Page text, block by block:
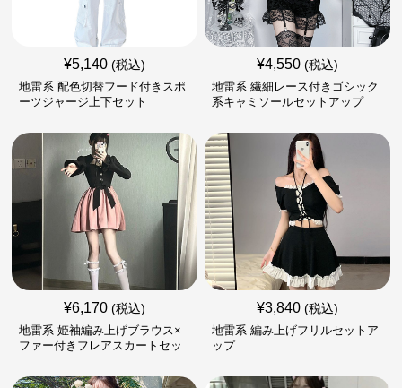
¥5,140 (税込)
地雷系 配色切替フード付きスポ
ーツジャージ上下セット
¥4,550 (税込)
地雷系 繊細レース付きゴシック
系キャミソールセットアップ
¥6,170 (税込)
地雷系 姫袖編み上げブラウス×
ファー付きフレアスカートセッ
¥3,840 (税込)
地雷系 編み上げフリルセットア
ップ